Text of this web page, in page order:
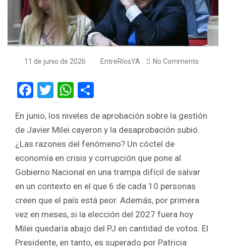
11 de junio de 2026 EntreRíosYA No Comments
F
ce
b
o
o
k
T
tt
er
W
at
s
A
p
p
ar
e
En junio, los niveles de aprobación sobre la gestión
de Javier Milei cayeron y la desaprobación subió.
¿Las razones del fenómeno? Un cóctel de
economía en crisis y corrupción que pone al
Gobierno Nacional en una trampa difícil de salvar
en un contexto en el que 6 de cada 10 personas
creen que el país está peor. Además, por primera
vez en meses, si la elección del 2027 fuera hoy
Milei quedaría abajo del PJ en cantidad de votos. El
Presidente, en tanto, es superado por Patricia